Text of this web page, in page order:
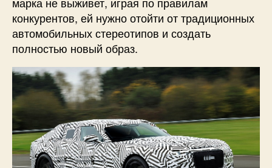
конкурентов, ей нужно отойти от традиционных
автомобильных стереотипов и создать
полностью новый образ.